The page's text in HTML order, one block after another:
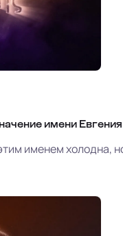
имени Евгения
именем холодна,